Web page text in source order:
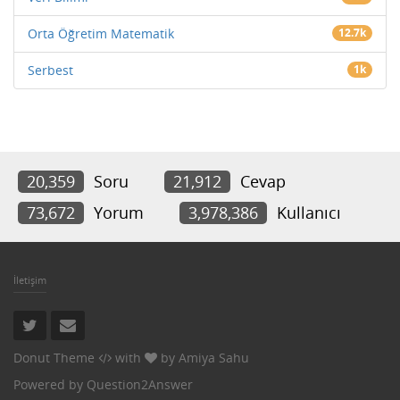
Orta Öğretim Matematik 12.7k
Serbest 1k
20,359 Soru 21,912
Cevap
73,672
Yorum 3,978,386 Kullanıcı
İletişim
Donut Theme with by Amiya Sahu
Powered by Question2Answer